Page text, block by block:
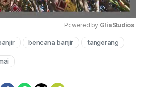
Mute
Powered by GliaStudios
bencana banjir tangerang